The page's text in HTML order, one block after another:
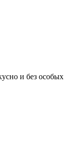
и без особых